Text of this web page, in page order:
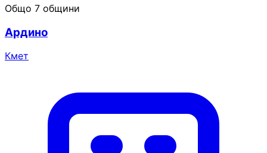
Общо 7 общини
Ардино
Кмет